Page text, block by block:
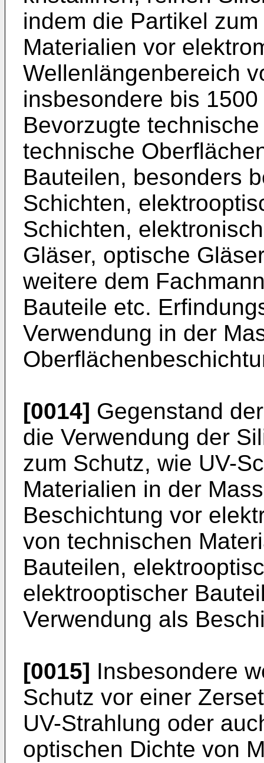
indem die Partikel
Materialien vor
Wellenlängenbereich
insbesondere bis
Bevorzugte
technische
Bauteilen, besonders
Schichten,
Schichten,
Gläser, optische
weitere dem
Bauteile etc.
Verwendung in der
[0014] Gegenstand
die Verwendung der
zum Schutz, wie UV-
Materialien in der
Beschichtung vor
von technischen
Bauteilen,
elektrooptischer
Verwendung als
[0015] Insbesondere
Schutz vor einer
UV-Strahlung oder
optischen Dichte von